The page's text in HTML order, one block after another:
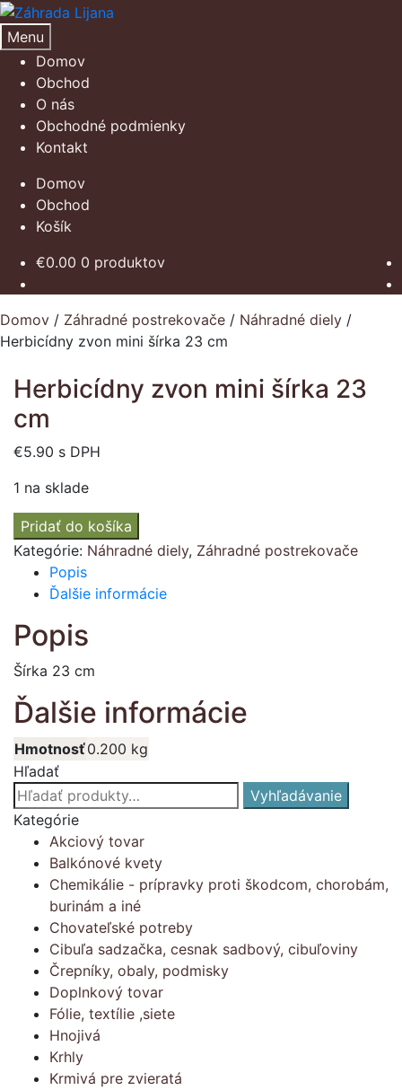
Preskočiť
na
navigáciu
Preskočiť
na
obsah
Menu
Domov
Obchod
O nás
Obchodné podmienky
Kontakt
Domov
Obchod
Košík
€0.00 0 produktov
Domov / Záhradné postrekovače / Náhradné diely /
Herbicídny zvon mini šírka 23 cm
Herbicídny zvon mini šírka 23
cm
€5.90 s DPH
1 na sklade
množstvo
Herbicídny
23
Pridať do košíka
Kategórie: Náhradné diely, Záhradné postrekovače
Popis
Ďalšie informácie
Popis
Šírka 23 cm
Ďalšie informácie
Hmotnosť0.200 kg
Hľadať
Hľadať:
Vyhľadávanie
Kategórie
Akciový tovar
Balkónové kvety
Chemikálie - prípravky proti škodcom, chorobám,
burinám a iné
Chovateľské potreby
Cibuľa sadzačka, cesnak sadbový, cibuľoviny
Črepníky, obaly, podmisky
Doplnkový tovar
Fólie, textílie ,siete
Hnojivá
Krhly
Krmivá pre zvieratá